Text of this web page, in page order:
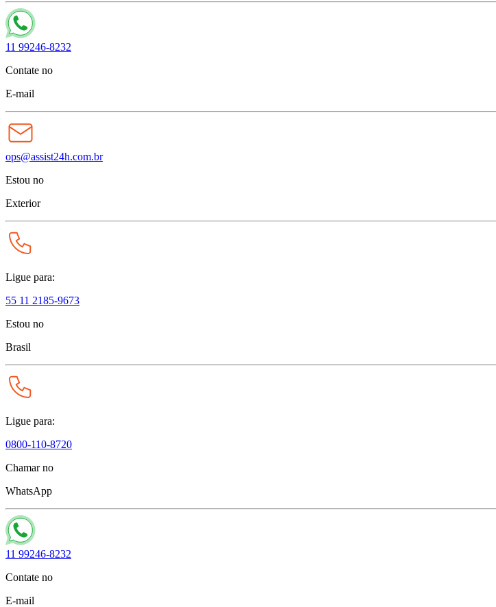
11 99246-8232
Contate no
E-mail
ops@assist24h.com.br
Estou no
Exterior
Ligue para:
55 11 2185-9673
Estou no
Brasil
Ligue para:
0800-110-8720
Chamar no
WhatsApp
11 99246-8232
Contate no
E-mail